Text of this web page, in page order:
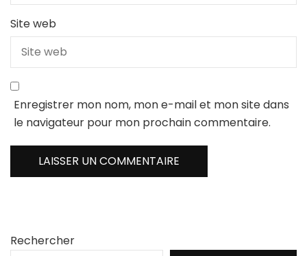
Site web
Enregistrer mon nom, mon e-mail et mon site dans
le navigateur pour mon prochain commentaire.
Rechercher